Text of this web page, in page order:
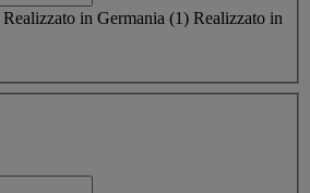
Realizzato in Germania (1) Realizzato in